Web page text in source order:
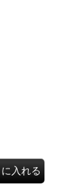
入れる